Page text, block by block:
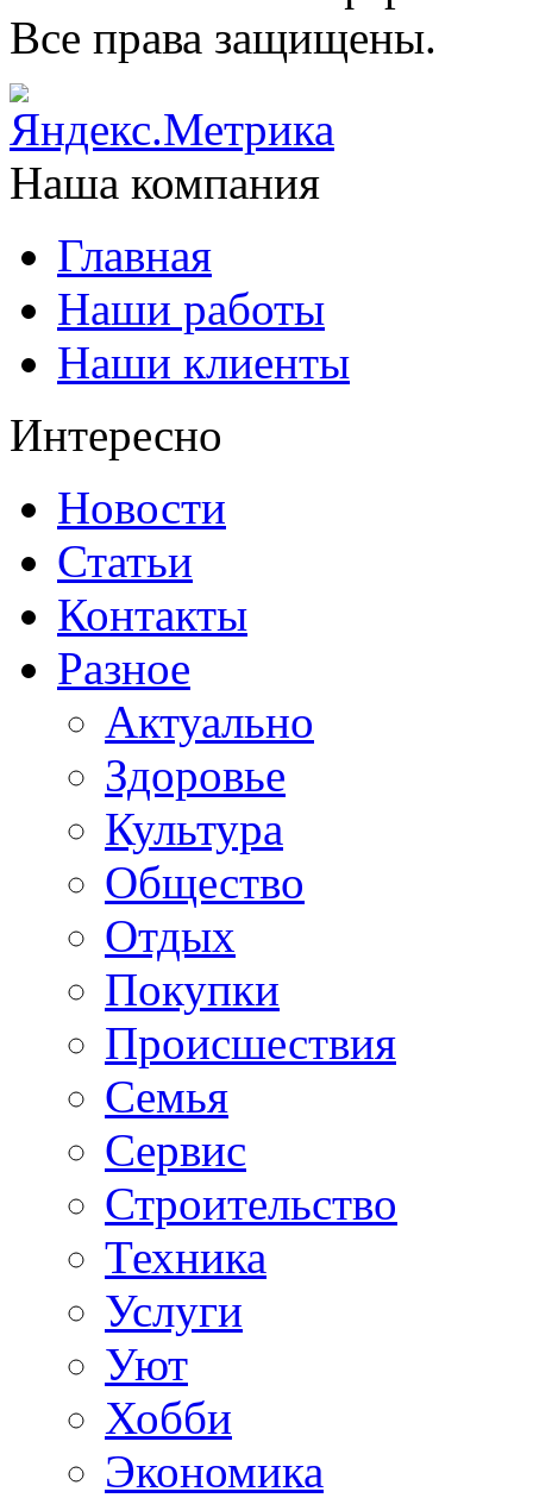
Все права защищены.
Наша компания
Главная
Наши работы
Наши клиенты
Интересно
Новости
Статьи
Контакты
Разное
Актуально
Здоровье
Культура
Общество
Отдых
Покупки
Происшествия
Семья
Сервис
Строительство
Техника
Услуги
Уют
Хобби
Экономика